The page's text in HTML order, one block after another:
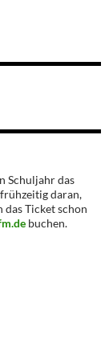
Schuljahr das
daran,
das Ticket schon
buchen.